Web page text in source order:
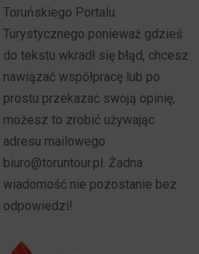
Toruńskiego Portalu
Turystycznego ponieważ gdzieś
do tekstu wkradł się błąd, chcesz
nawiązać współpracę lub po
prostu przekazać swoją opinię,
możesz to zrobić używając
adresu mailowego
biuro@toruntour.pl. Żadna
wiadomość nie pozostanie bez
odpowiedzi!